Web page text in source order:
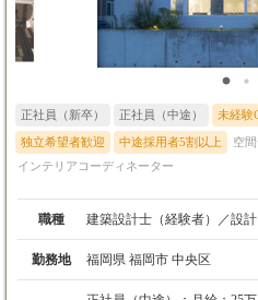
正社員（新卒） 正社員（中途） 未経験
独立希望者歓迎 中途採用者5割以上 空
インテリアコーディネーター
職種 建築設計士（経験者）／設
勤務地 福岡県 福岡市 中央区